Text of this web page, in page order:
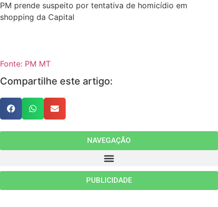
PM prende suspeito por tentativa de homicídio em
shopping da Capital
Fonte: PM MT
Compartilhe este artigo:
NAVEGAÇÃO
PUBLICIDADE